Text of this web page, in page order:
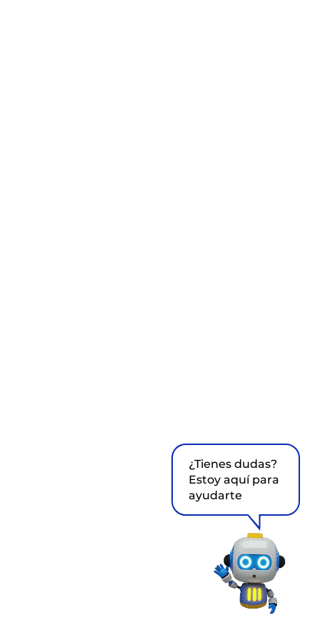
¿Tienes dudas?
Estoy aquí para
ayudarte